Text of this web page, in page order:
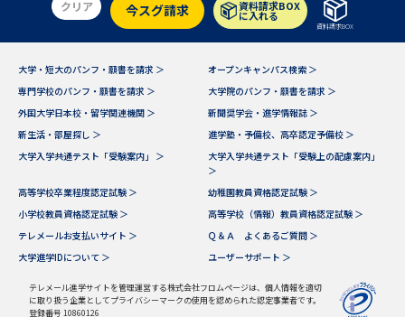
クリア 今スグ請求 資料請求BOX
に入れる
資料請求BOX
大学・短大のパンフ・願書を請求 ＞
オープンキャンパス検索 ＞
専門学校のパンフ・願書を請求 ＞
大学院のパンフ・願書を請求 ＞
外国大学日本校・留学関連機関 ＞
新聞奨学会・進学情報誌 ＞
新生活・部屋探し ＞
進学塾・予備校、高卒認定予備校 ＞
大学入学共通テスト「受験案内」 ＞
大学入学共通テスト「受験上の配慮案内」
＞
高等学校卒業程度認定試験 ＞
幼稚園教員資格認定試験 ＞
小学校教員資格認定試験 ＞
高等学校（情報）教員資格認定試験 ＞
テレメールお支払いサイト ＞
Ｑ＆Ａ よくあるご質問 ＞
大学進学IDについて ＞
ユーザーサポート ＞
テレメール進学サイトを管理運営する株式会社フロムページは、個人情報を適切
に取り扱う企業としてプライバシーマークの使用を認められた認定事業者です。
登録番号 10860126